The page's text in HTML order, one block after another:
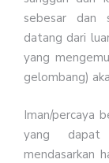
sebesar dan
datang dari
yang
gelombang)
Iman/percaya
yang dapat
mendasarkan